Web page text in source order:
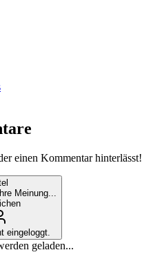
einen Kommentar hinterlässt!
Meinung...
eingeloggt.
geladen...